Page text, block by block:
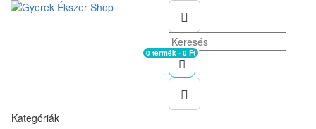
Kosár
0 termék - 0 Ft
Kategóriák